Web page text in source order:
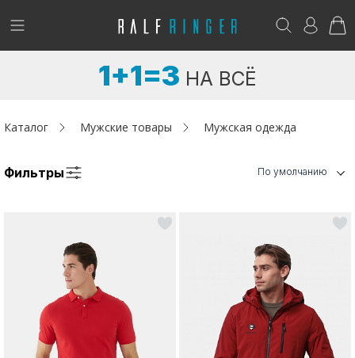
!
Женщинам
Акции / Новости
Адреса магазинов
Возникли вопросы? - club@ralf.ru
1+1=3 НА ВСЁ
Каталог Мужские товары Мужская одежда
Фильтры По умолчанию